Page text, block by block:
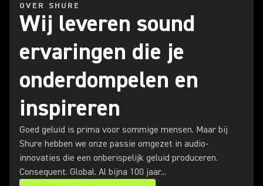
OVER SHURE
Wij leveren sound
ervaringen die je
onderdompelen en
inspireren
Goed geluid is prima voor sommige mensen. Maar bij
Shure hebben we onze passie omgezet in audio-
innovaties die een onberispelijk geluid produceren.
Consequent. Global. Al bijna 100 jaar...